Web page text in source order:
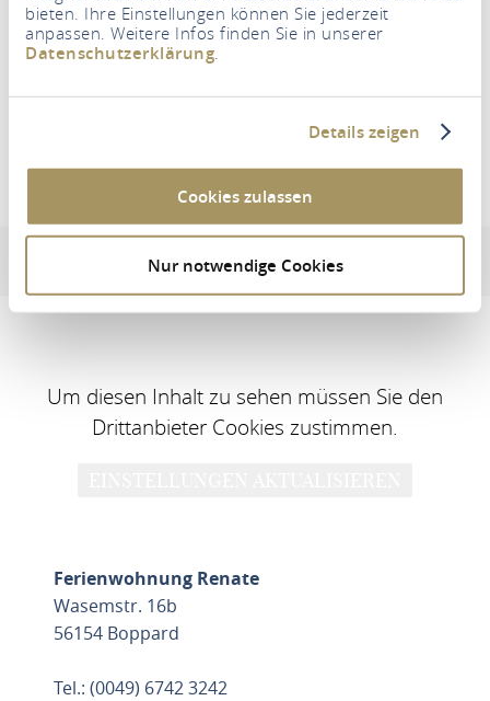
bieten. Ihre Einstellungen können Sie jederzeit
anpassen. Weitere Infos finden Sie in unserer
Datenschutzerklärung
Details zeigen
Cookies zulassen
Nur notwendige Cookies
Personas
2 Adultos
BUSCAR ALOJAMIENTOS
Ferienwohnung Renate
Dirección e información de contacto
Um diesen Inhalt zu sehen müssen Sie den
Drittanbieter Cookies zustimmen.
Ferienwohnung Renate
Wasemstr. 16b
56154 Boppard
Tel.: (0049) 6742 3242